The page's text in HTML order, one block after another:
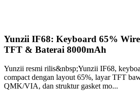
Yunzii IF68: Keyboard 65%
TFT & Baterai 8000mAh
Yunzii resmi rilis&nbsp;Yunzii IF68,
compact dengan layout 65%, layar TFT
QMK/VIA, dan struktur gasket mo...